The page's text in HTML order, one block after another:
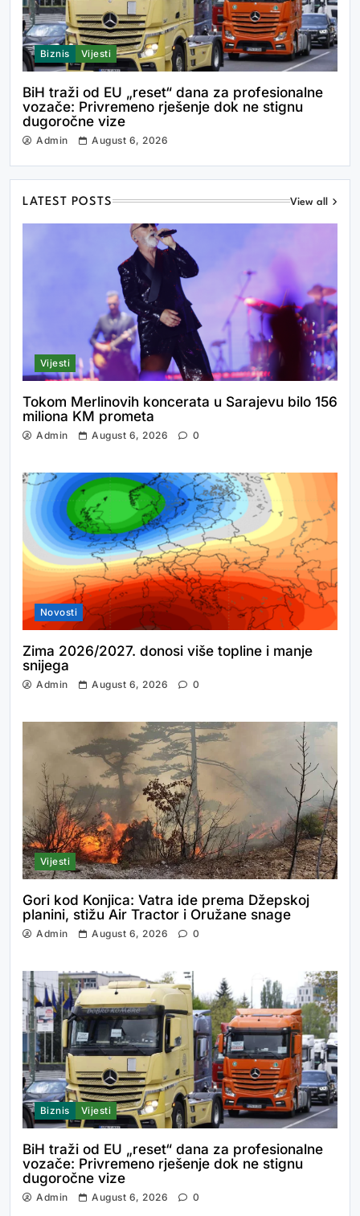
Biznis Vijesti
BiH traži od EU „reset“ dana za profesionalne
vozače: Privremeno rješenje dok ne stignu
dugoročne vize
Admin August 6, 2026
LATEST POSTS View all
Vijesti
Tokom Merlinovih koncerata u Sarajevu bilo 156
miliona KM prometa
Admin August 6, 2026 0
Novosti
Zima 2026/2027. donosi više topline i manje
snijega
Admin August 6, 2026 0
Vijesti
Gori kod Konjica: Vatra ide prema Džepskoj
planini, stižu Air Tractor i Oružane snage
Admin August 6, 2026 0
Biznis Vijesti
BiH traži od EU „reset“ dana za profesionalne
vozače: Privremeno rješenje dok ne stignu
dugoročne vize
Admin August 6, 2026 0